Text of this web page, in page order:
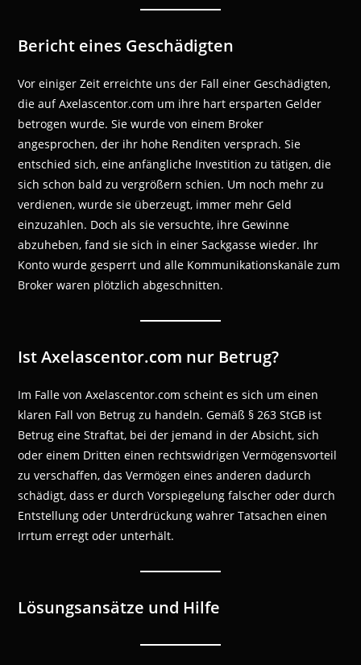
Bericht eines Geschädigten
Vor einiger Zeit erreichte uns der Fall einer Geschädigten,
die auf Axelascentor.com um ihre hart ersparten Gelder
betrogen wurde. Sie wurde von einem Broker
angesprochen, der ihr hohe Renditen versprach. Sie
entschied sich, eine anfängliche Investition zu tätigen, die
sich schon bald zu vergrößern schien. Um noch mehr zu
verdienen, wurde sie überzeugt, immer mehr Geld
einzuzahlen. Doch als sie versuchte, ihre Gewinne
abzuheben, fand sie sich in einer Sackgasse wieder. Ihr
Konto wurde gesperrt und alle Kommunikationskanäle zum
Broker waren plötzlich abgeschnitten.
Ist Axelascentor.com nur Betrug?
Im Falle von Axelascentor.com scheint es sich um einen
klaren Fall von Betrug zu handeln. Gemäß § 263 StGB ist
Betrug eine Straftat, bei der jemand in der Absicht, sich
oder einem Dritten einen rechtswidrigen Vermögensvorteil
zu verschaffen, das Vermögen eines anderen dadurch
schädigt, dass er durch Vorspiegelung falscher oder durch
Entstellung oder Unterdrückung wahrer Tatsachen einen
Irrtum erregt oder unterhält.
Lösungsansätze und Hilfe